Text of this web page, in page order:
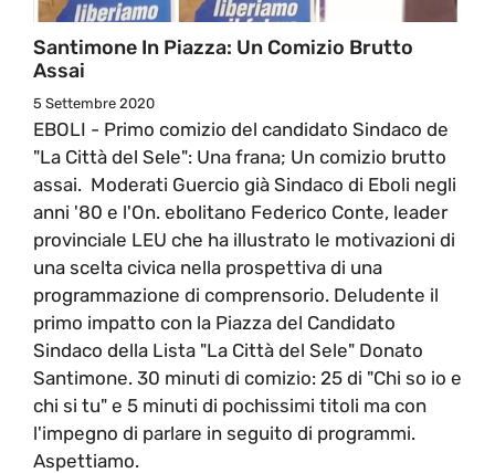
Santimone In Piazza: Un Comizio Brutto
Assai
5 Settembre 2020
EBOLI - Primo comizio del candidato Sindaco de
"La Città del Sele": Una frana; Un comizio brutto
assai. Moderati Guercio già Sindaco di Eboli negli
anni '80 e l'On. ebolitano Federico Conte, leader
provinciale LEU che ha illustrato le motivazioni di
una scelta civica nella prospettiva di una
programmazione di comprensorio. Deludente il
primo impatto con la Piazza del Candidato
Sindaco della Lista "La Città del Sele" Donato
Santimone. 30 minuti di comizio: 25 di "Chi so io e
chi si tu" e 5 minuti di pochissimi titoli ma con
l'impegno di parlare in seguito di programmi.
Aspettiamo.